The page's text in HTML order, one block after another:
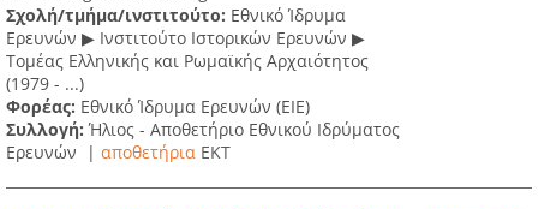
Σχολή/τμήμα/ινστιτούτο: Εθνικό Ίδρυμα
Ερευνών ▶ Ινστιτούτο Ιστορικών Ερευνών ▶
Τομέας Ελληνικής και Ρωμαϊκής Αρχαιότητος
(1979 - ...)
Φορέας: Εθνικό Ίδρυμα Ερευνών (ΕΙΕ)
Συλλογή:Ήλιος - Αποθετήριο Εθνικού Ιδρύματος
Ερευνών | αποθετήρια EKT